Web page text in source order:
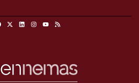
FacebookLinkedinInstagram